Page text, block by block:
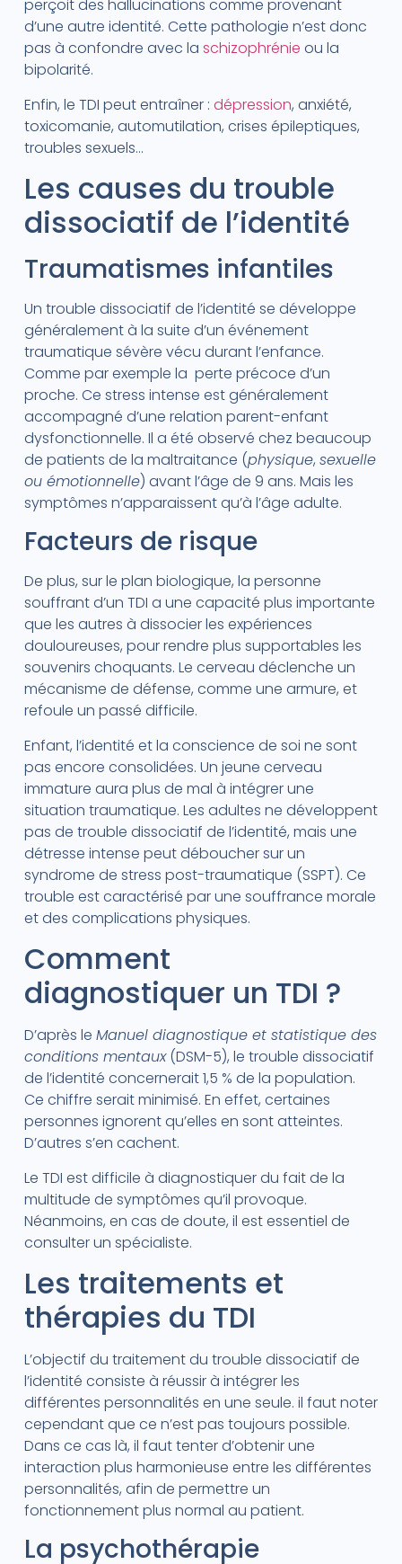
perçoit des hallucinations comme provenant
d’une autre identité. Cette pathologie n’est donc
pas à confondre avec la schizophrénie ou la
bipolarité.
Enfin, le TDI peut entraîner : dépression, anxiété,
toxicomanie, automutilation, crises épileptiques,
troubles sexuels…
Les causes du trouble
dissociatif de l’identité
Traumatismes infantiles
Un trouble dissociatif de l’identité se développe
généralement à la suite d’un événement
traumatique sévère vécu durant l’enfance.
Comme par exemple la perte précoce d’un
proche. Ce stress intense est généralement
accompagné d’une relation parent-enfant
dysfonctionnelle. Il a été observé chez beaucoup
de patients de la maltraitance (physique, sexuelle
ou émotionnelle) avant l’âge de 9 ans. Mais les
symptômes n’apparaissent qu’à l’âge adulte.
Facteurs de risque
De plus, sur le plan biologique, la personne
souffrant d’un TDI a une capacité plus importante
que les autres à dissocier les expériences
douloureuses, pour rendre plus supportables les
souvenirs choquants. Le cerveau déclenche un
mécanisme de défense, comme une armure, et
refoule un passé difficile.
Enfant, l’identité et la conscience de soi ne sont
pas encore consolidées. Un jeune cerveau
immature aura plus de mal à intégrer une
situation traumatique. Les adultes ne développent
pas de trouble dissociatif de l’identité, mais une
détresse intense peut déboucher sur un
syndrome de stress post-traumatique (SSPT). Ce
trouble est caractérisé par une souffrance morale
et des complications physiques.
Comment
diagnostiquer un TDI ?
D’après le Manuel diagnostique et statistique des
conditions mentaux(DSM-5), le trouble dissociatif
de l’identité concernerait 1,5 % de la population.
Ce chiffre serait minimisé. En effet, certaines
personnes ignorent qu’elles en sont atteintes.
D’autres s’en cachent.
Le TDI est difficile à diagnostiquer du fait de la
multitude de symptômes qu’il provoque.
Néanmoins, en cas de doute, il est essentiel de
consulter un spécialiste.
Les traitements et
thérapies du TDI
L’objectif du traitement du trouble dissociatif de
l’identité consiste à réussir à intégrer les
différentes personnalités en une seule. il faut noter
cependant que ce n’est pas toujours possible.
Dans ce cas là, il faut tenter d’obtenir une
interaction plus harmonieuse entre les différentes
personnalités, afin de permettre un
fonctionnement plus normal au patient.
La psychothérapie